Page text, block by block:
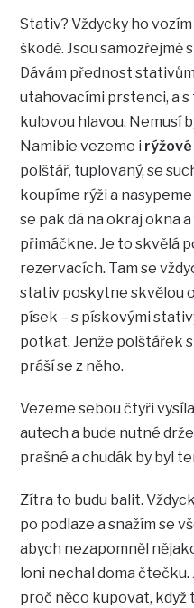
Stativ? Vždycky ho
škodě. Jsou samozřejmě
Dávám přednost
utahovacími prstenci, a
kulovou hlavou. Nemusí
Namibie vezeme i
polštář, tuplovaný, se
koupíme rýži a
se pak dá na okraj okna
přimáčkne. Je to skvělá
rezervacích. Tam se
stativ poskytne skvělou
písek – s pískovými
potkat. Jenže polštářek
práší se z něho.
Vezeme sebou čtyři
autech a bude nutné
prašné a chudák by byl
Zítra to budu balit.
po podlaze a snažím se
abych nezapomněl
loni nechal doma
proč něco kupovat, když